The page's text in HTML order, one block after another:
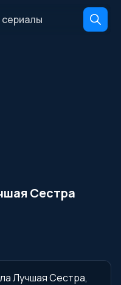
Сестра
Лучшая Сестра,